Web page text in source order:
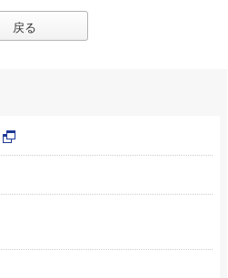
戻る